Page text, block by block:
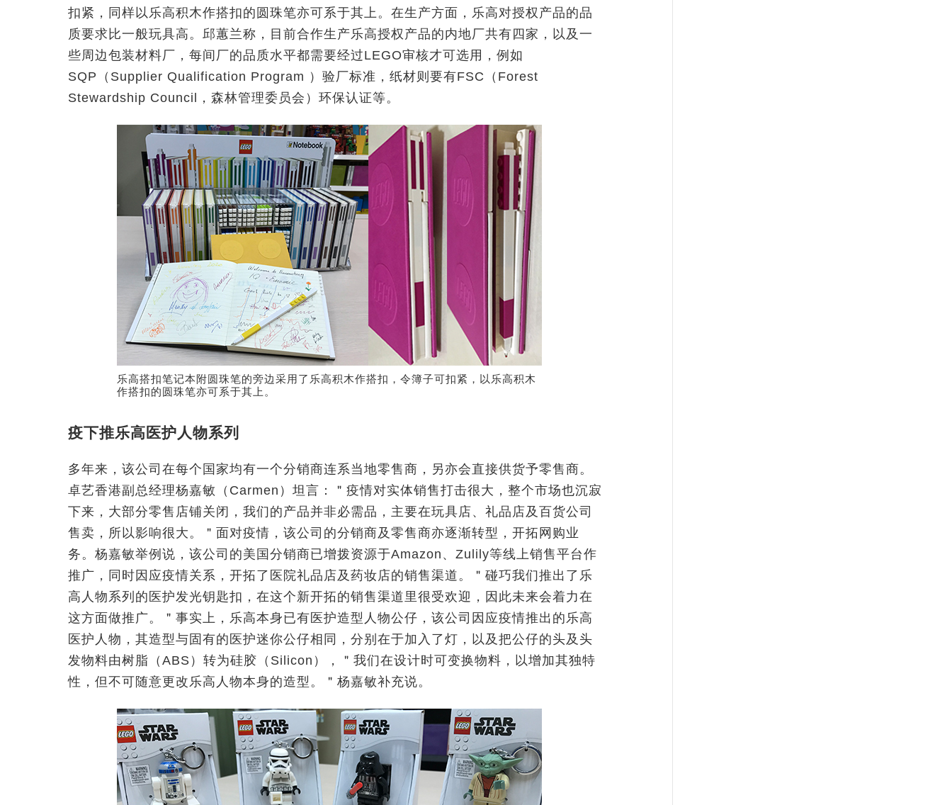
扣紧，同样以乐高积木作搭扣的圆珠笔亦可系于其上。在生产方面，乐高对授权产品的品
质要求比一般玩具高。邱蕙兰称，目前合作生产乐高授权产品的内地厂共有四家，以及一
些周边包装材料厂，每间厂的品质水平都需要经过LEGO审核才可选用，例如
SQP（Supplier Qualification Program ）验厂标准，纸材则要有FSC（Forest
Stewardship Council，森林管理委员会）环保认证等。
乐高搭扣笔记本附圆珠笔的旁边采用了乐高积木作搭扣，令簿子可扣紧，以乐高积木
作搭扣的圆珠笔亦可系于其上。
疫下推乐高医护人物系列
多年来，该公司在每个国家均有一个分销商连系当地零售商，另亦会直接供货予零售商。
卓艺香港副总经理杨嘉敏（Carmen）坦言：＂疫情对实体销售打击很大，整个市场也沉寂
下来，大部分零售店铺关闭，我们的产品并非必需品，主要在玩具店、礼品店及百货公司
售卖，所以影响很大。＂面对疫情，该公司的分销商及零售商亦逐渐转型，开拓网购业
务。杨嘉敏举例说，该公司的美国分销商已增拨资源于Amazon、Zulily等线上销售平台作
推广，同时因应疫情关系，开拓了医院礼品店及药妆店的销售渠道。＂碰巧我们推出了乐
高人物系列的医护发光钥匙扣，在这个新开拓的销售渠道里很受欢迎，因此未来会着力在
这方面做推广。＂事实上，乐高本身已有医护造型人物公仔，该公司因应疫情推出的乐高
医护人物，其造型与固有的医护迷你公仔相同，分别在于加入了灯，以及把公仔的头及头
发物料由树脂（ABS）转为硅胶（Silicon），＂我们在设计时可变换物料，以增加其独特
性，但不可随意更改乐高人物本身的造型。＂杨嘉敏补充说。